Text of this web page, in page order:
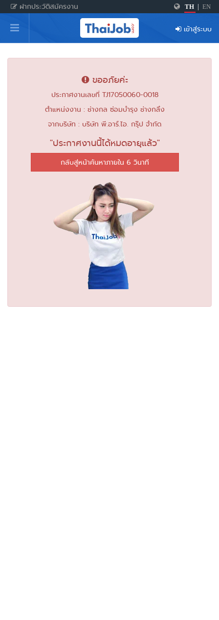
ฝากประวัติสมัครงาน TH EN
หน้าหลัก
ผู้สมัครงาน: เข้าสู่ระบบ
ฝากประวัติสมัครงาน
สำหรับผู้ประกอบการ
เข้าสู่ระบบ
ขออภัยค่ะ
ประกาศงานเลขที่ TJ17050060-0018
ตำแหน่งงาน : ช่างกล ซ่อมบำรุง ช่างกลึง
จากบริษัท : บริษัท พี.อาร์.ไอ. กรุ๊ป จำกัด
"ประกาศงานนี้ได้หมดอายุแล้ว"
กลับสู่หน้าค้นหาภายใน 6 วินาที